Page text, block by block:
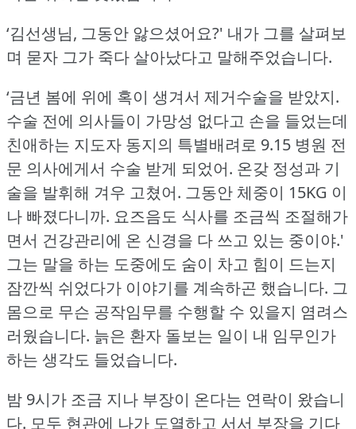
‘김선생님, 그동안 앓으셨어요?' 내가 그를 살펴보
며 묻자 그가 죽다 살아났다고 말해주었습니다.
‘금년 봄에 위에 혹이 생겨서 제거수술을 받았지.
수술 전에 의사들이 가망성 없다고 손을 들었는데
친애하는 지도자 동지의 특별배려로 9.15 병원 전
문 의사에게서 수술 받게 되었어. 온갖 정성과 기
술을 발휘해 겨우 고쳤어. 그동안 체중이 15KG 이
나 빠졌다니까. 요즈음도 식사를 조금씩 조절해가
면서 건강관리에 온 신경을 다 쓰고 있는 중이야.'
그는 말을 하는 도중에도 숨이 차고 힘이 드는지
잠깐씩 쉬었다가 이야기를 계속하곤 했습니다. 그
몸으로 무슨 공작임무를 수행할 수 있을지 염려스
러웠습니다. 늙은 환자 돌보는 일이 내 임무인가
하는 생각도 들었습니다.
밤 9시가 조금 지나 부장이 온다는 연락이 왔습니
다. 모두 현관에 나가 도열하고 서서 부장을 기다